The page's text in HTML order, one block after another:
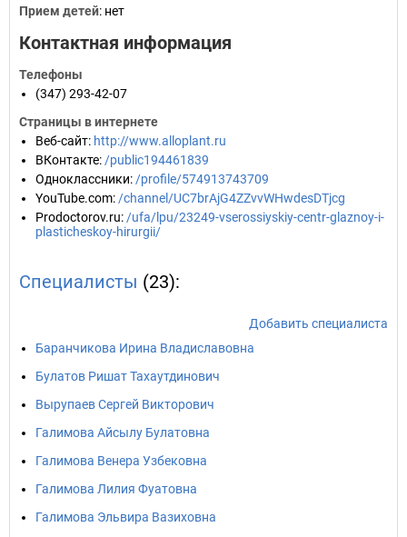
Прием детей: нет
Контактная информация
Телефоны
(347) 293-42-07
Страницы в интернете
Веб-сайт: http://www.alloplant.ru
ВКонтакте: /public194461839
Одноклассники: /profile/574913743709
YouTube.com: /channel/UC7brAjG4ZZvvWHwdesDTjcg
Prodoctorov.ru: /ufa/lpu/23249-vserossiyskiy-centr-glaznoy-i-
plasticheskoy-hirurgii/
Специалисты (23):
Добавить специалиста
Баранчикова Ирина Владиславовна
Булатов Ришат Тахаутдинович
Вырупаев Сергей Викторович
Галимова Айсылу Булатовна
Галимова Венера Узбековна
Галимова Лилия Фуатовна
Галимова Эльвира Вазиховна